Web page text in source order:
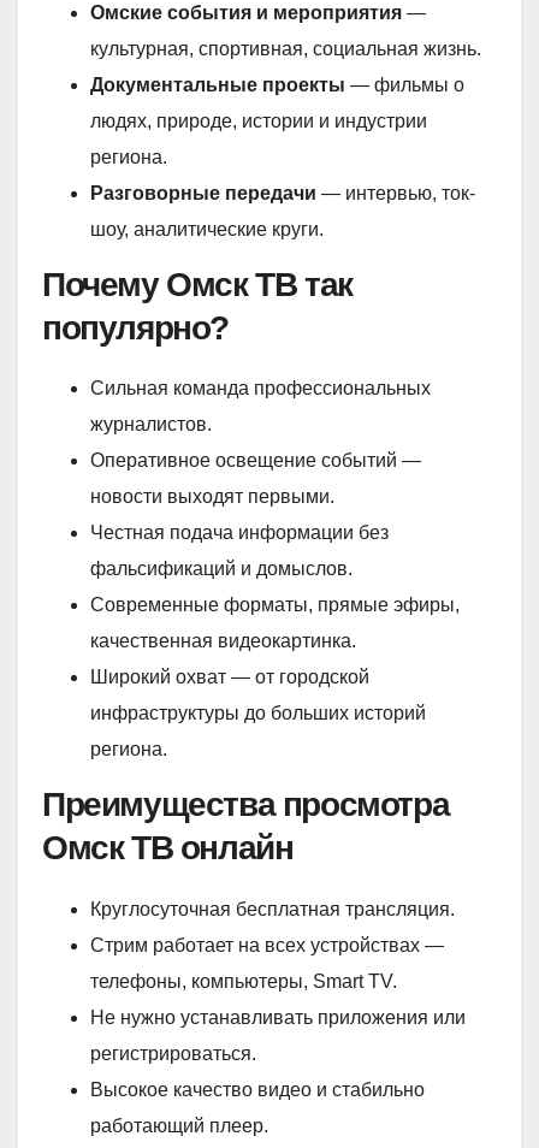
Омские события и мероприятия —
культурная, спортивная, социальная жизнь.
Документальные проекты — фильмы о
людях, природе, истории и индустрии
региона.
Разговорные передачи — интервью, ток-
шоу, аналитические круги.
Почему Омск ТВ так
популярно?
Сильная команда профессиональных
журналистов.
Оперативное освещение событий —
новости выходят первыми.
Честная подача информации без
фальсификаций и домыслов.
Современные форматы, прямые эфиры,
качественная видеокартинка.
Широкий охват — от городской
инфраструктуры до больших историй
региона.
Преимущества просмотра
Омск ТВ онлайн
Круглосуточная бесплатная трансляция.
Стрим работает на всех устройствах —
телефоны, компьютеры, Smart TV.
Не нужно устанавливать приложения или
регистрироваться.
Высокое качество видео и стабильно
работающий плеер.